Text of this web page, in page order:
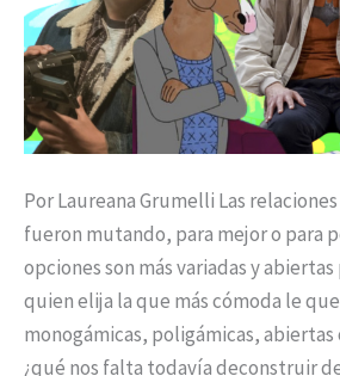
Por Laureana Grumelli Las
fueron mutando, para mejor o para
opciones son más variadas y
quien elija la que más cómoda le
monogámicas, poligámicas, abiertas
¿qué nos falta todavía deconstruir